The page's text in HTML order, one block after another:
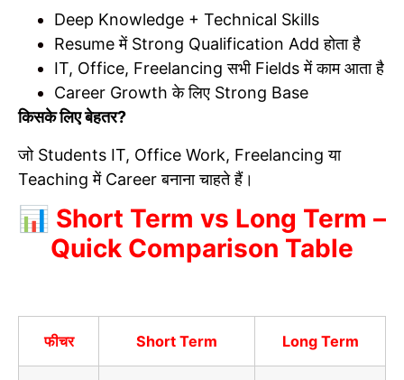
Deep Knowledge + Technical Skills
Resume में Strong Qualification Add होता है
IT, Office, Freelancing सभी Fields में काम आता है
Career Growth के लिए Strong Base
किसके लिए बेहतर?
जो Students IT, Office Work, Freelancing या
Teaching में Career बनाना चाहते हैं।
📊 Short Term vs Long Term –
Quick Comparison Table
फीचर Short Term Long Term